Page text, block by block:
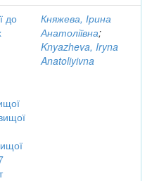
до
Княжева, Ірина
Анатоліївна;
Knyazheva, Iryna
Anatoliyivna